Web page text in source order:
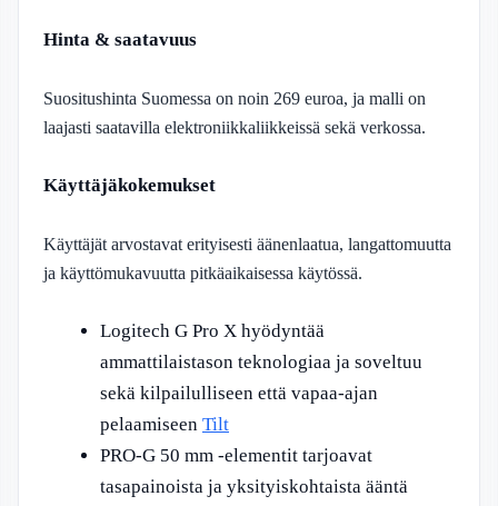
Hinta & saatavuus
Suositushinta Suomessa on noin 269 euroa, ja malli on
laajasti saatavilla elektroniikkaliikkeissä sekä verkossa.
Käyttäjäkokemukset
Käyttäjät arvostavat erityisesti äänenlaatua, langattomuutta
ja käyttömukavuutta pitkäaikaisessa käytössä.
Logitech G Pro X hyödyntää
ammattilaistason teknologiaa ja soveltuu
sekä kilpailulliseen että vapaa-ajan
pelaamiseen Tilt
PRO-G 50 mm -elementit tarjoavat
tasapainoista ja yksityiskohtaista ääntä